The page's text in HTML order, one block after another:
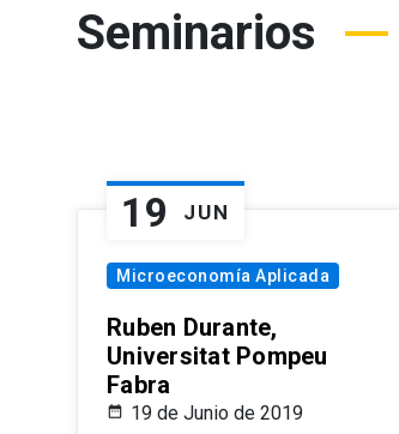
Seminarios
19 JUN
Microeconomía Aplicada
Ruben Durante,
Universitat Pompeu
Fabra
19 de Junio de 2019